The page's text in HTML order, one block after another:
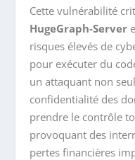
Cette vulnérabilité
HugeGraph-Server
risques élevés de
pour exécuter du
un attaquant non
confidentialité des
prendre le contrôle
provoquant des
pertes financières